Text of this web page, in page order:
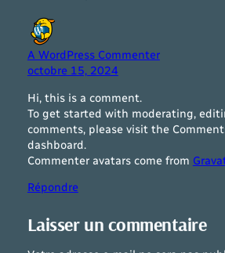
A WordPress Commenter
octobre 15, 2024
Hi, this is a comment.
To get started with moderating,
comments, please visit the
dashboard.
Commenter avatars come from
Répondre
Laisser un commentaire